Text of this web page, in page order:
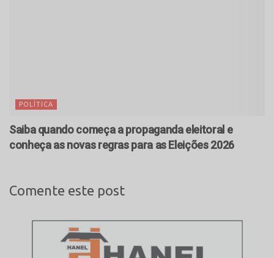
POLÍTICA
Saiba quando começa a propaganda eleitoral e
conheça as novas regras para as Eleições 2026
Comente este post